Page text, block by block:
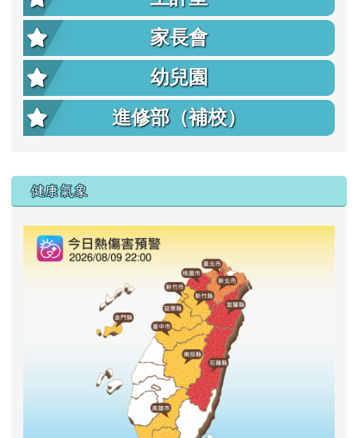
家長會
幼兒園
進修部（補校）
右邊區域內容
健康氣象